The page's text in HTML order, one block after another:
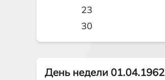
23
30
День недели 01.04.1962